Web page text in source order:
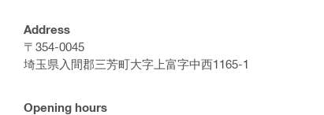
Address
〒354-0045
埼玉県入間郡三芳町大字上富字中西1165-1
Opening hours